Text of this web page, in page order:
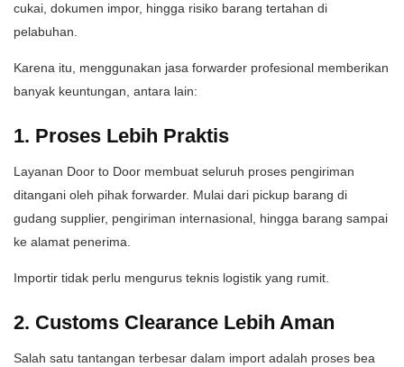
cukai, dokumen impor, hingga risiko barang tertahan di
pelabuhan.
Karena itu, menggunakan jasa forwarder profesional memberikan
banyak keuntungan, antara lain:
1. Proses Lebih Praktis
Layanan Door to Door membuat seluruh proses pengiriman
ditangani oleh pihak forwarder. Mulai dari pickup barang di
gudang supplier, pengiriman internasional, hingga barang sampai
ke alamat penerima.
Importir tidak perlu mengurus teknis logistik yang rumit.
2. Customs Clearance Lebih Aman
Salah satu tantangan terbesar dalam import adalah proses bea